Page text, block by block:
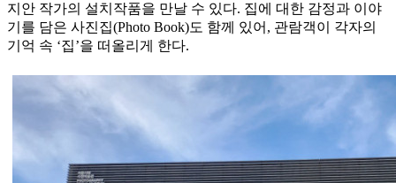
지안 작가의 설치작품을 만날 수 있다. 집에 대한 감정과 이야
기를 담은 사진집(Photo Book)도 함께 있어, 관람객이 각자의
기억 속 ‘집’을 떠올리게 한다.